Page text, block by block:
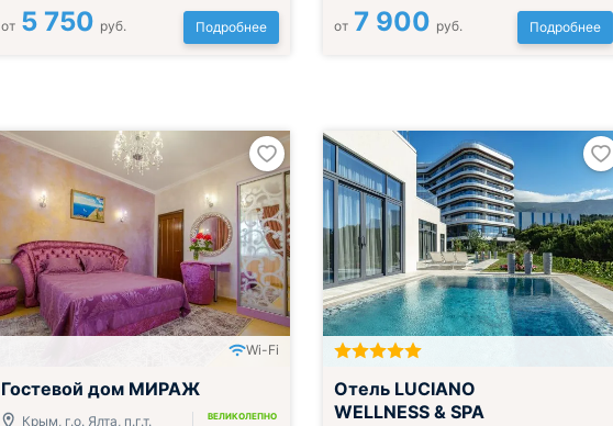
от 5 750 руб. Подробнее от 7 900 руб. Подробнее
Wi-Fi
Гостевой дом МИРАЖ
Крым, г.о. Ялта, п.г.т.
ВЕЛИКОЛЕПНО
Включён завтрак, обед и ужин
Отель LUCIANO
WELLNESS & SPA